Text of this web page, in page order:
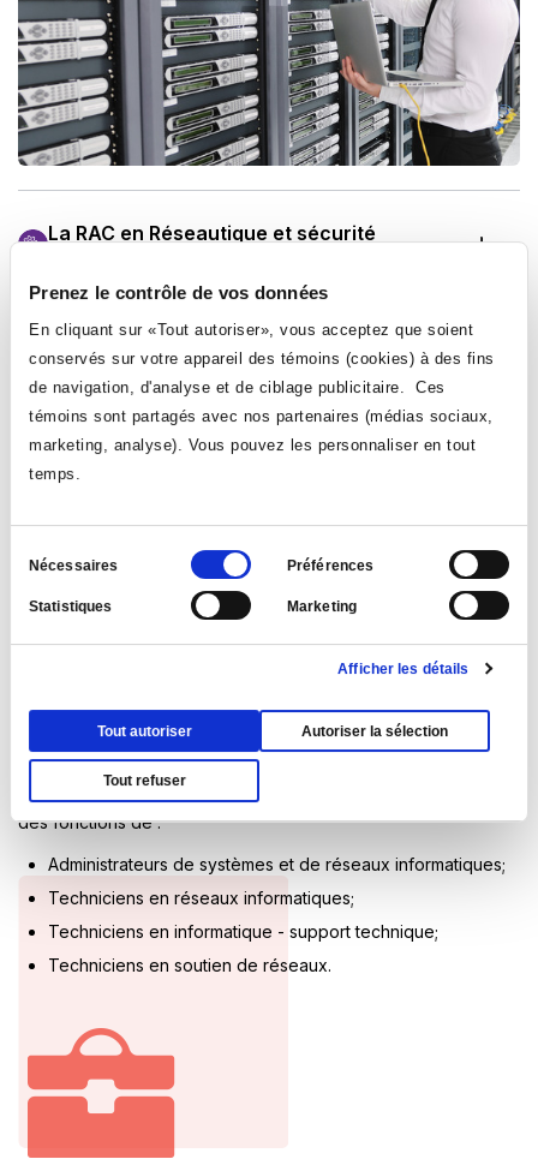
Prenez le contrôle de vos données
En cliquant sur «Tout autoriser», vous acceptez que soient
conservés sur votre appareil des témoins (cookies) à des fins
de navigation, d'analyse et de ciblage publicitaire. Ces
témoins sont partagés avec nos partenaires (médias sociaux,
marketing, analyse). Vous pouvez les personnaliser en tout
temps.
Sélection
consentement
Nécessaires Préférences
Statistiques Marketing
Afficher les détails
Tout autoriser Autoriser la sélection
Tout refuser
La RAC en Réseautique et sécurité
Que m’offre la RAC au Collège Ahuntsic ?
Quelles sont les étapes de la démarche?
Aide financière
Perspectives d'emploi
Les finissant·e·s auront la possibilité d’œuvrer soit comme
travailleur autonome, soit dans le secteur public ou dans une
entreprise privée.
Au terme de leur formation, les finissant·e·s pourront occuper
des fonctions de :
Administrateurs de systèmes et de réseaux informatiques;
Techniciens en réseaux informatiques;
Techniciens en informatique - support technique;
Techniciens en soutien de réseaux.